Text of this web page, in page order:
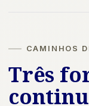
CAMINHOS
Três